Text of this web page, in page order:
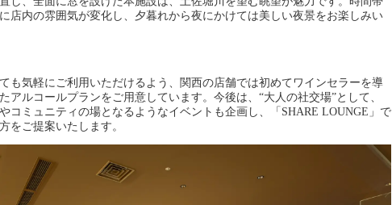
店内の雰囲気が変化し、夕暮れから夜にかけては美しい夜景をお楽しみい
も気軽にご利用いただけるよう、関西の店舗では初めてワインセラーを導
アルコールプランをご用意しています。今後は、“大人の社交場”として、
コミュニティの場となるようなイベントも企画し、「SHARE LOUNGE」で
をご提案いたします。